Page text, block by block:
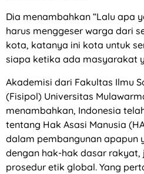
Dia menambahkan “Lalu apa
harus menggeser warga dari
kota, katanya ini kota untuk
siapa ketika ada masyarakat
Akademisi dari Fakultas Ilmu
(Fisipol) Universitas
menambahkan, Indonesia
tentang Hak Asasi Manusia
dalam pembangunan apapun
dengan hak-hak dasar rakyat,
prosedur etik global. Yang